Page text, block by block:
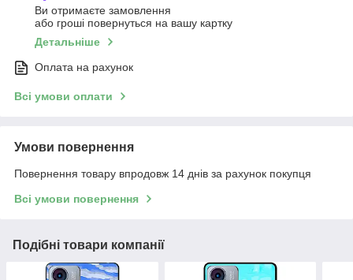
Ви отримаєте замовлення
або гроші повернуться на вашу картку
Детальніше
Оплата на рахунок
Всі умови оплати
Умови повернення
Повернення товару впродовж 14 днів за рахунок покупця
Всі умови повернення
Подібні товари компанії